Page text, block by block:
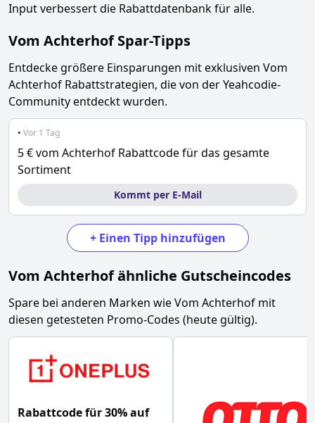
Input verbessert die Rabattdatenbank für alle.
Vom Achterhof Spar-Tipps
Entdecke größere Einsparungen mit exklusiven Vom
Achterhof Rabattstrategien, die von der Yeahcodie-
Community entdeckt wurden.
• Vor 1 Tag
5 € vom Achterhof Rabattcode für das gesamte
Sortiment
Kommt per E-Mail
+ Einen Tipp hinzufügen
Vom Achterhofähnliche Gutscheincodes
Spare bei anderen Marken wieVom Achterhof mit
diesen getesteten Promo-Codes (heute gültig).
Rabattcode für 30% auf